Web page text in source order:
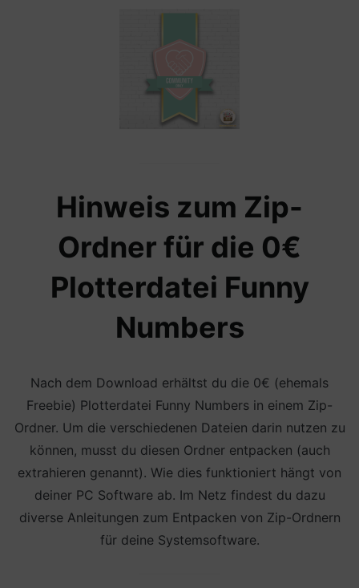
Hinweis zum Zip-
Ordner für die 0€
Plotterdatei Funny
Numbers
Nach dem Download erhältst du die 0€ (ehemals
Freebie) Plotterdatei Funny Numbers in einem Zip-
Ordner. Um die verschiedenen Dateien darin nutzen zu
können, musst du diesen Ordner entpacken (auch
extrahieren genannt). Wie dies funktioniert hängt von
deiner PC Software ab. Im Netz findest du dazu
diverse Anleitungen zum Entpacken von Zip-Ordnern
für deine Systemsoftware.